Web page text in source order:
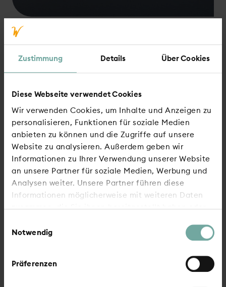
Zustimmung Details Über Cookies
Diese Webseite verwendet Cookies
Wir verwenden Cookies, um Inhalte und Anzeigen zu
personalisieren, Funktionen für soziale Medien
anbieten zu können und die Zugriffe auf unsere
Website zu analysieren. Außerdem geben wir
Informationen zu Ihrer Verwendung unserer Website
an unsere Partner für soziale Medien, Werbung und
Analysen weiter. Unsere Partner führen diese
Informationen möglicherweise mit weiteren Daten
zusammen, die Sie ihnen bereitgestellt haben oder
gesammelt haben.
Notwendig
Präferenzen
Weitere Meldungen
GEWAG setzt am Güldenwerth auf
Sanierung statt Neubau
GEWAG lädt zu Mieterfesten ein
Die GEWAG wünscht erholsame Ostertage
Schlüsselübergabe an der Hochstraße: AOK
bezieht die neuen Räumlichkeiten
Parkmöglichkeiten